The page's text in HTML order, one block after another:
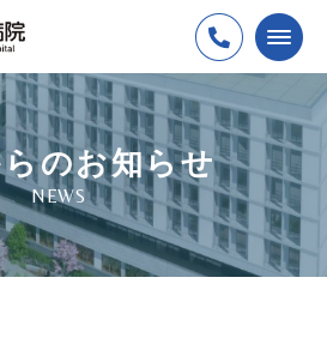
のお知らせ
NEWS